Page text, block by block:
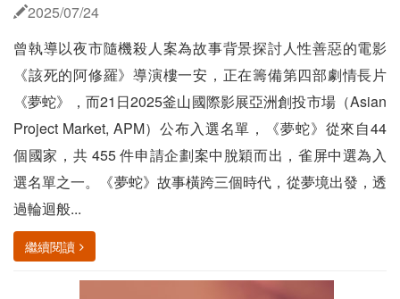
2025/07/24
曾執導以夜市隨機殺人案為故事背景探討人性善惡的電影
《該死的阿修羅》導演樓一安，正在籌備第四部劇情長片
《夢蛇》，而21日2025釜山國際影展亞洲創投市場（Asian
Project Market, APM）公布入選名單，《夢蛇》從來自44
個國家，共 455 件申請企劃案中脫穎而出，雀屏中選為入
選名單之一。《夢蛇》故事橫跨三個時代，從夢境出發，透
過輪迴般...
繼續閱讀